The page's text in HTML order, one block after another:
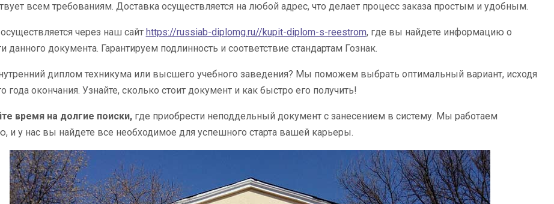
всем требованиям. Доставка осуществляется на любой адрес, что делает процесс заказа простым и удобным.
через наш сайт https://russiab-diplomg.ru//kupit-diplom-s-reestrom, где вы найдете информацию о
данного документа. Гарантируем подлинность и соответствие стандартам Гознак.
диплом техникума или высшего учебного заведения? Мы поможем выбрать оптимальный вариант, исходя
года окончания. Узнайте, сколько стоит документ и как быстро его получить!
время на долгие поиски,где приобрести неподдельный документ с занесением в систему. Мы работаем
и у нас вы найдете все необходимое для успешного старта вашей карьеры.